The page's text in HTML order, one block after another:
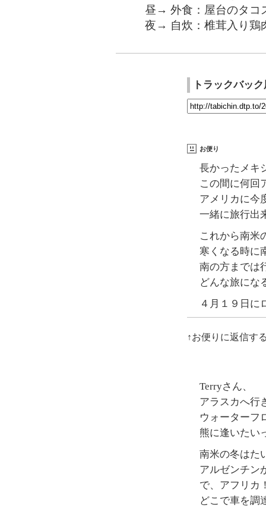
昼→ 外食：屋台のタコ
夜→ 自炊：椎茸入り鶏
トラックバッ
お便り
長かったメキ
この間に何回
アメリカに今
一緒に旅行出
これから南米
寒くなる時に
南の方までは
どんな旅にな
４月１９日に
↑お便りに返信す
Terryさん、
アラスカへ行
ウォーターフ
熊に逢いたい
南米の冬はた
アルゼンチン
で、アフリカ
どこで車を調